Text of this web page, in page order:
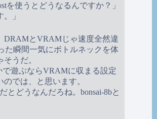
を使うとどうなるんですか？」
」
DRAMとVRAMじゃ速度全然違
た瞬間一気にボトルネックを体
うだ。
で遊ぶならVRAMに収まる設定
では、と思います。
とどうなんだろね。bonsai-8bと